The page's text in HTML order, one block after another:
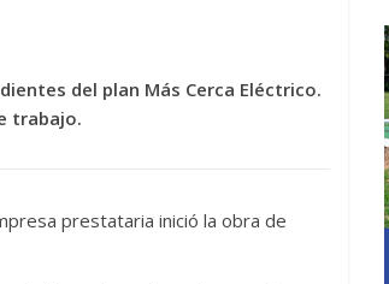
del plan Más Cerca Eléctrico.
trabajo.
prestataria inició la obra de